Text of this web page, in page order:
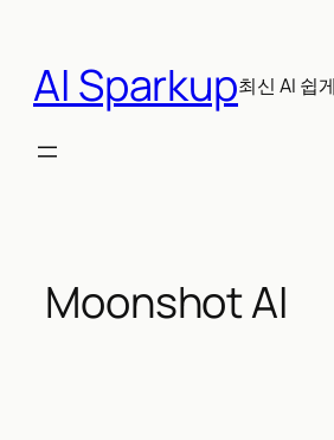
AI Sparkup최신 AI 쉽
Moonshot AI